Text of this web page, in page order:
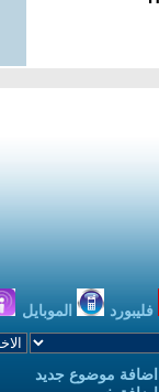
فليبورد الموبايل
اضافة موضوع جديد